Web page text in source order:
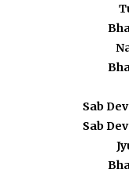
Sab
Sab